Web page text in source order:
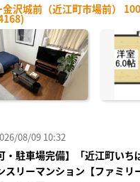
沢城前（近江町市場前）
08/09 10:32
・駐車場完備】「近江町い
スリーマンション【ファミリ